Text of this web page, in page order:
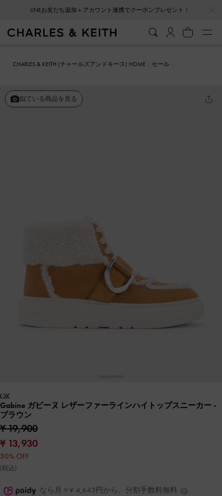
LINEお友だち追加＋アカウント連携でクーポンプレゼント！
CHARLES & KEITH (チャールズアンドキース) HOME
セール
似ている商品を見る
Gabine ガビーヌ レザーファーラインハイトップスニーカー -
ブラウン
¥ 19,900
¥ 13,930
30% OFF
(税込)
なら月々¥ 4,643円から。分割手数料無料